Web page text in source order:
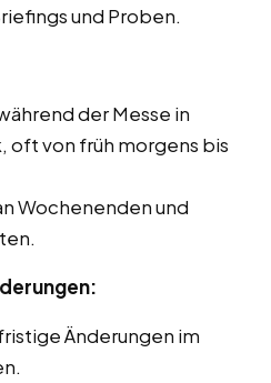
und Proben.
der Messe in
oft von früh morgens bis
Wochenenden und
Änderungen im